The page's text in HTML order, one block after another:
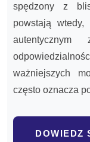
spędzony z
powstają
ważniejszych
często oznacza
DOWIEDZ